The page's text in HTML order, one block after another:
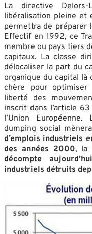
La directive
libéralisation pleine et
permettra de préparer
Effectif en 1992, ce
membre ou pays tiers
capitaux. La classe
délocaliser la part du
organique du capital là
chère pour optimiser
liberté des
inscrit dans l’article
l’Union
dumping social
d’emplois industriels
des années 2000, la
décompte
industriels détruits